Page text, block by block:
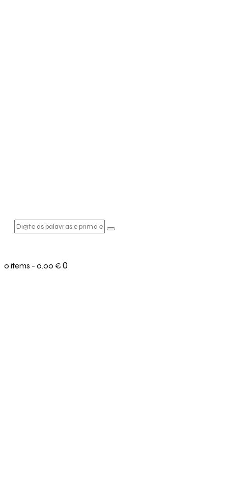
0 items - 0.00 €0